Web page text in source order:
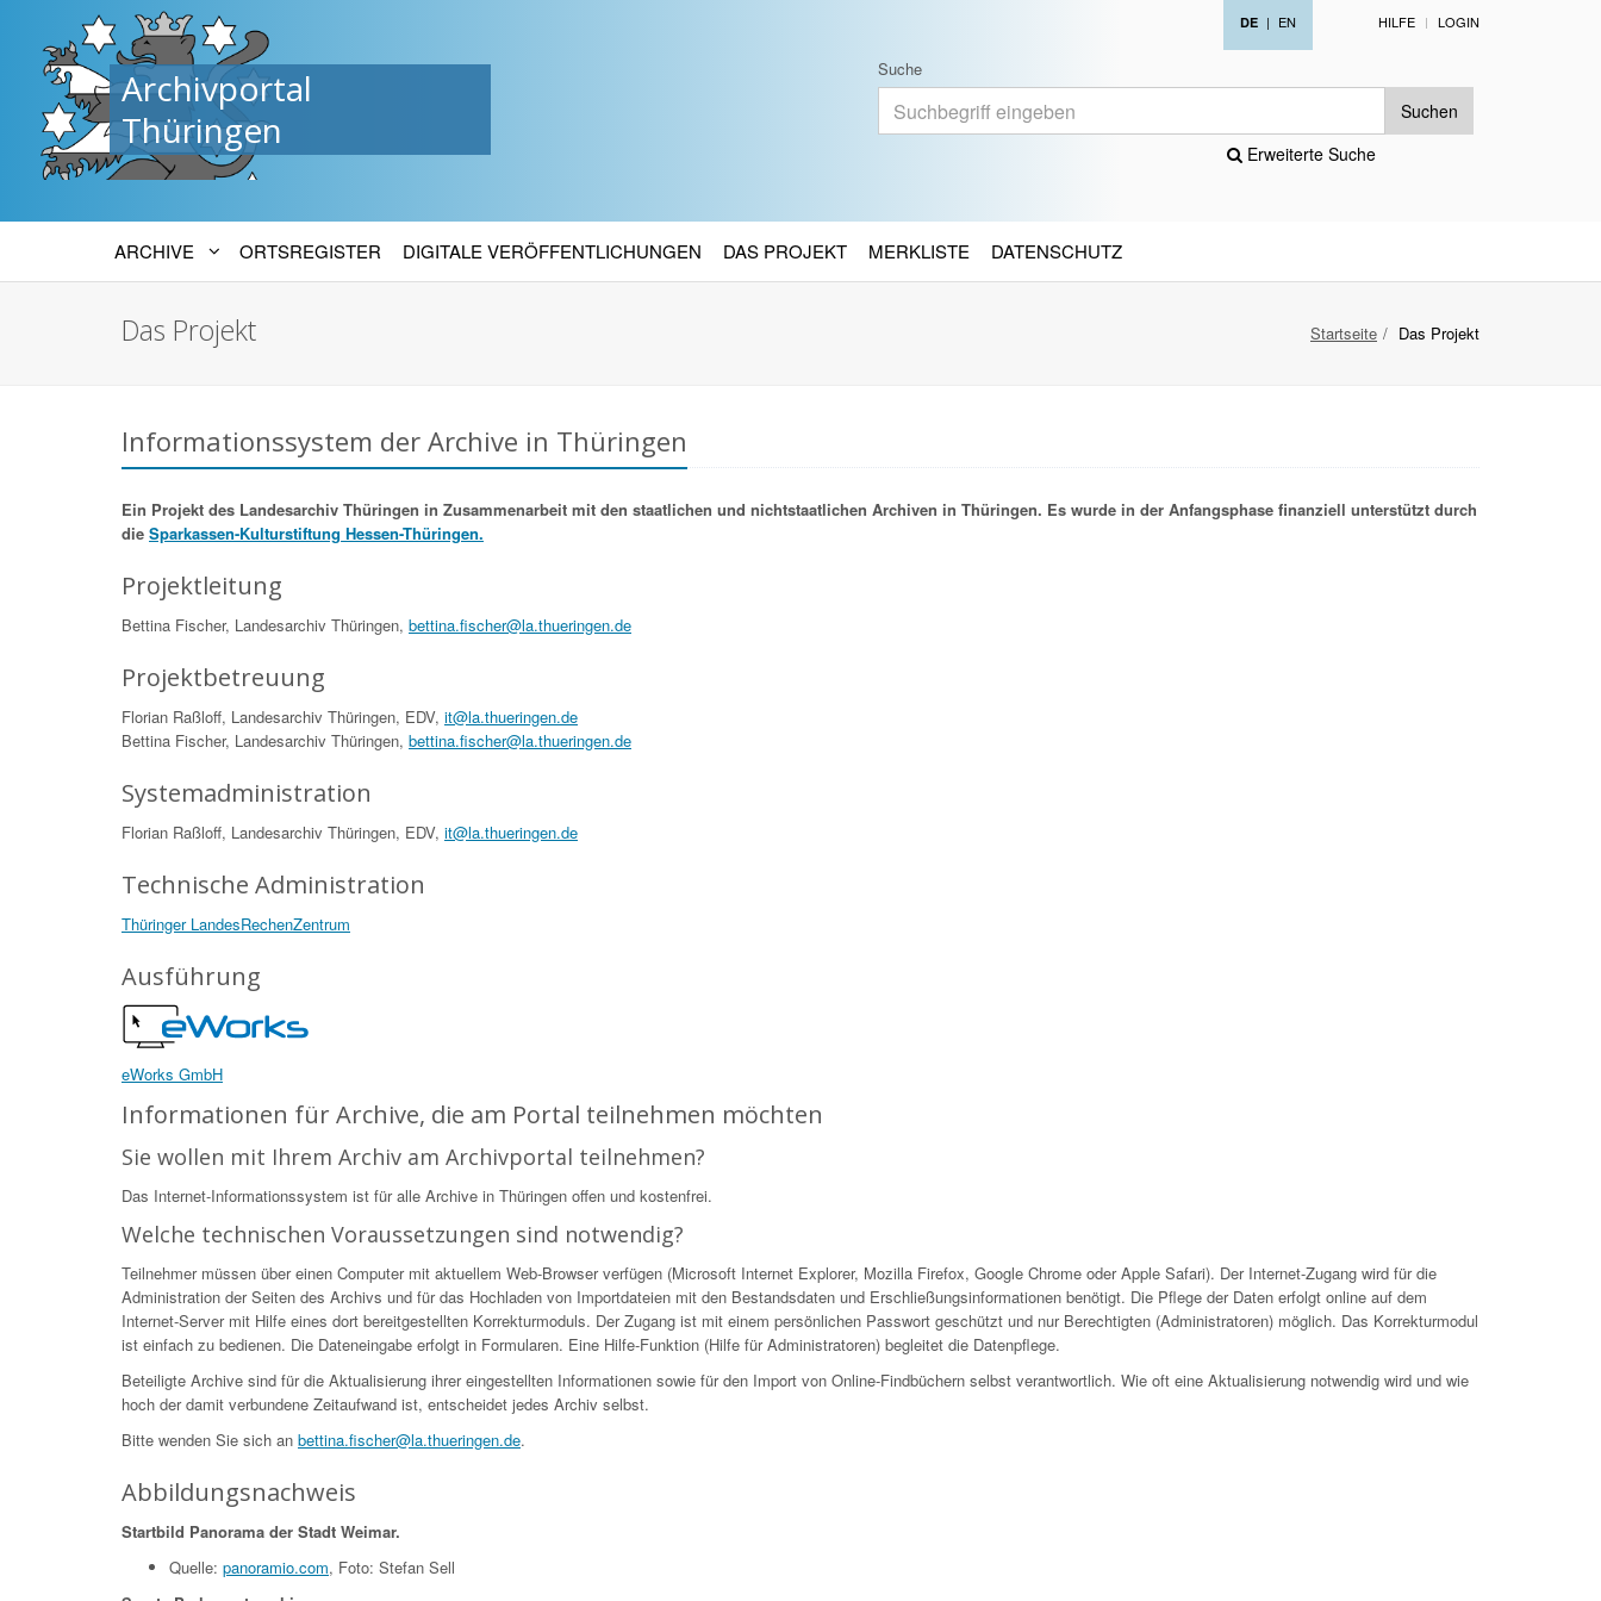
Archivportal
Thüringen
DE | EN HILFE LOGIN
Suche
Suchen
Erweiterte Suche
ARCHIVE ORTSREGISTER DIGITALE VERÖFFENTLICHUNGEN DAS PROJEKT MERKLISTE DATENSCHUTZ
Startseite Das Projekt
Das Projekt
Informationssystem der Archive in Thüringen
Ein Projekt des Landesarchiv Thüringen in Zusammenarbeit mit den staatlichen und nichtstaatlichen Archiven in Thüringen. Es wurde in der Anfangsphase finanziell unterstützt durch
die Sparkassen-Kulturstiftung Hessen-Thüringen.
Projektleitung
Bettina Fischer, Landesarchiv Thüringen, bettina.fischer@la.thueringen.de
Projektbetreuung
Florian Raßloff, Landesarchiv Thüringen, EDV, it@la.thueringen.de
Bettina Fischer, Landesarchiv Thüringen, bettina.fischer@la.thueringen.de
Systemadministration
Florian Raßloff, Landesarchiv Thüringen, EDV, it@la.thueringen.de
Technische Administration
Thüringer LandesRechenZentrum
Ausführung
eWorks GmbH
Informationen für Archive, die am Portal teilnehmen möchten
Sie wollen mit Ihrem Archiv am Archivportal teilnehmen?
Das Internet-Informationssystem ist für alle Archive in Thüringen offen und kostenfrei.
Welche technischen Voraussetzungen sind notwendig?
Teilnehmer müssen über einen Computer mit aktuellem Web-Browser verfügen (Microsoft Internet Explorer, Mozilla Firefox, Google Chrome oder Apple Safari). Der Internet-Zugang wird für die
Administration der Seiten des Archivs und für das Hochladen von Importdateien mit den Bestandsdaten und Erschließungsinformationen benötigt. Die Pflege der Daten erfolgt online auf dem
Internet-Server mit Hilfe eines dort bereitgestellten Korrekturmoduls. Der Zugang ist mit einem persönlichen Passwort geschützt und nur Berechtigten (Administratoren) möglich. Das Korrekturmodul
ist einfach zu bedienen. Die Dateneingabe erfolgt in Formularen. Eine Hilfe-Funktion (Hilfe für Administratoren) begleitet die Datenpflege.
Beteiligte Archive sind für die Aktualisierung ihrer eingestellten Informationen sowie für den Import von Online-Findbüchern selbst verantwortlich. Wie oft eine Aktualisierung notwendig wird und wie
hoch der damit verbundene Zeitaufwand ist, entscheidet jedes Archiv selbst.
Bitte wenden Sie sich an bettina.fischer@la.thueringen.de.
Abbildungsnachweis
Startbild Panorama der Stadt Weimar.
Quelle: panoramio.com, Foto: Stefan Sell